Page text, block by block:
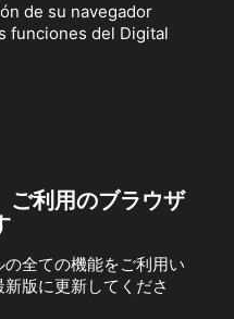
de su navegador
funciones del Digital
ご利用のブラウザ
全ての機能をご利用い
版に更新してくださ